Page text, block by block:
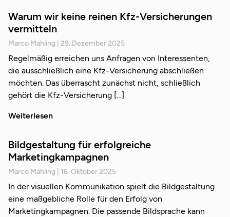
Warum wir keine reinen Kfz-Versicherungen
vermitteln
Marco Mahling 29. Dezember 2025
Regelmäßig erreichen uns Anfragen von Interessenten,
die ausschließlich eine Kfz-Versicherung abschließen
möchten. Das überrascht zunächst nicht, schließlich
gehört die Kfz-Versicherung
Weiterlesen
Bildgestaltung für erfolgreiche
Marketingkampagnen
Marco Mahling 16. Oktober 2025
In der visuellen Kommunikation spielt die Bildgestaltung
eine maßgebliche Rolle für den Erfolg von
Marketingkampagnen. Die passende Bildsprache kann